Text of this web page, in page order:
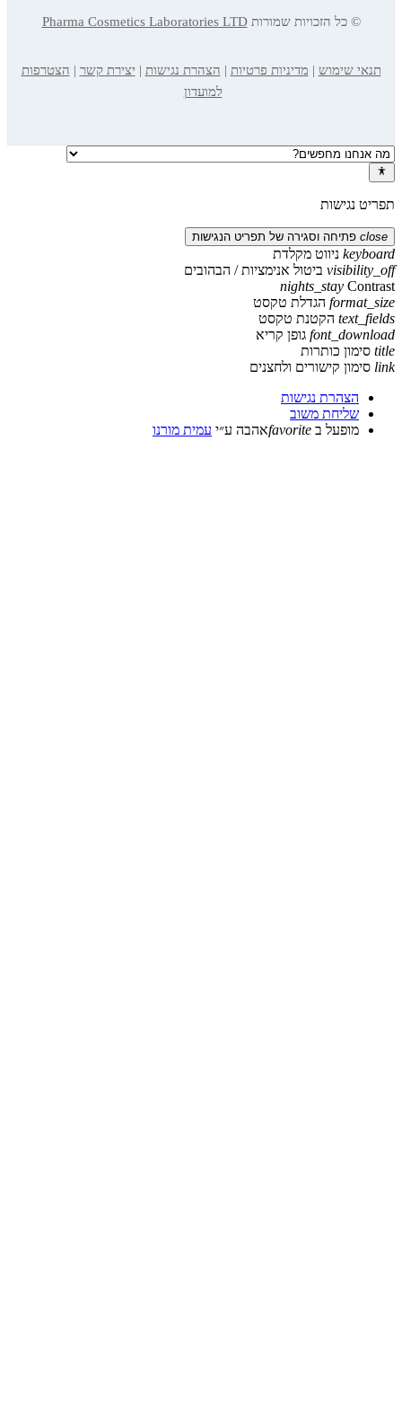
הזכויות שמורותPharma Cosmetics Laboratories LTD
|מדיניות פרטיות| הצהרת נגישות | יצירת קשר | הצטרפות
וסגירה של תפריט הנגישות
ניווט מקלדת
ביטול אנימציות / הבהובים
nights_stay
הגדלת טקסט
הקטנת טקסט
גופן קריא
כותרות
קישורים ולחצנים
נגישות
משוב
ב
favoriteאהבהע״יעמית מורנו